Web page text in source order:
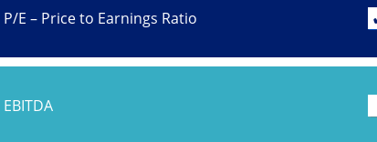
P/E – Price to Earnings Ratio
EBITDA